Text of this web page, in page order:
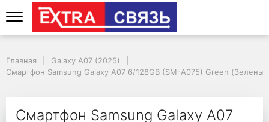
Смартфон Samsung
Главная
Galaxy A07 (2025)
Смартфон Samsung Galaxy A07 6/128GB (SM-A075) Green
Смартфон Samsung Galaxy A07